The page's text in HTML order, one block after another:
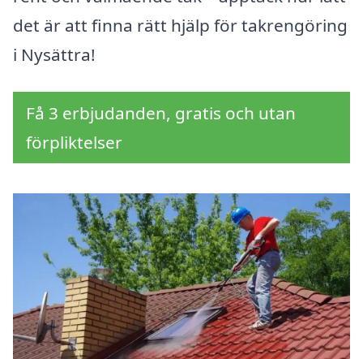
det är att finna rätt hjälp för takrengöring
i Nysättra!
Få 3 erbjudanden, gratis och utan
förpliktelser